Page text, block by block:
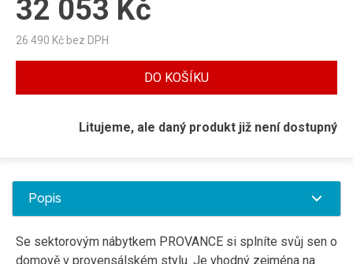
32 053 Kč
26 490 Kč bez DPH
DO KOŠÍKU
Litujeme, ale daný produkt již není dostupný
Popis
Se sektorovým nábytkem PROVANCE si splníte svůj sen o
domově v provensálském stylu. Je vhodný zejména na